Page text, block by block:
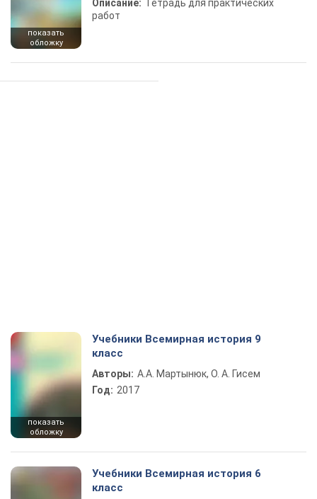
показать
обложку
Описание:
Тетрадь для практических
работ
показать
обложку
Учебники Всемирная история 9
класс
Авторы: А.А. Мартынюк, О. А. Гисем
Год: 2017
Учебники Всемирная история 6
класс